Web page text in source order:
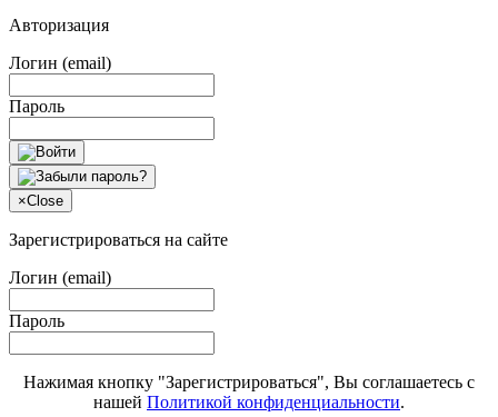
Авторизация
Логин (email)
Пароль
×Close
Зарегистрироваться на сайте
Логин (email)
Пароль
Нажимая кнопку "Зарегистрироваться", Вы соглашаетесь с
нашей Политикой конфиденциальности.